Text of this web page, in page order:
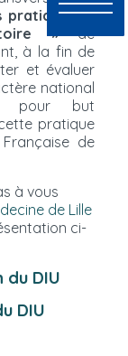
pratiqueset
»de
à la fin de
et évaluer
national
pour but
pratique
de
à vous
de Lille
ci-
DIU
DIU